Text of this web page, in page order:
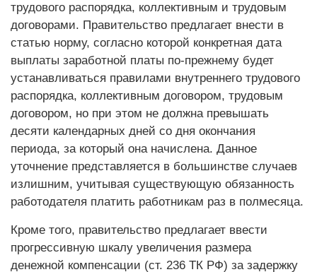
трудового распорядка, коллективным и трудовым
договорами. Правительство предлагает внести в
статью норму, согласно которой конкретная дата
выплаты заработной платы по-прежнему будет
устанавливаться правилами внутреннего трудового
распорядка, коллективным договором, трудовым
договором, но при этом не должна превышать
десяти календарных дней со дня окончания
периода, за который она начислена. Данное
уточнение представляется в большинстве случаев
излишним, учитывая существующую обязанность
работодателя платить работникам раз в полмесяца.
Кроме того, правительство предлагает ввести
прогрессивную шкалу увеличения размера
денежной компенсации (ст. 236 ТК РФ) за задержку